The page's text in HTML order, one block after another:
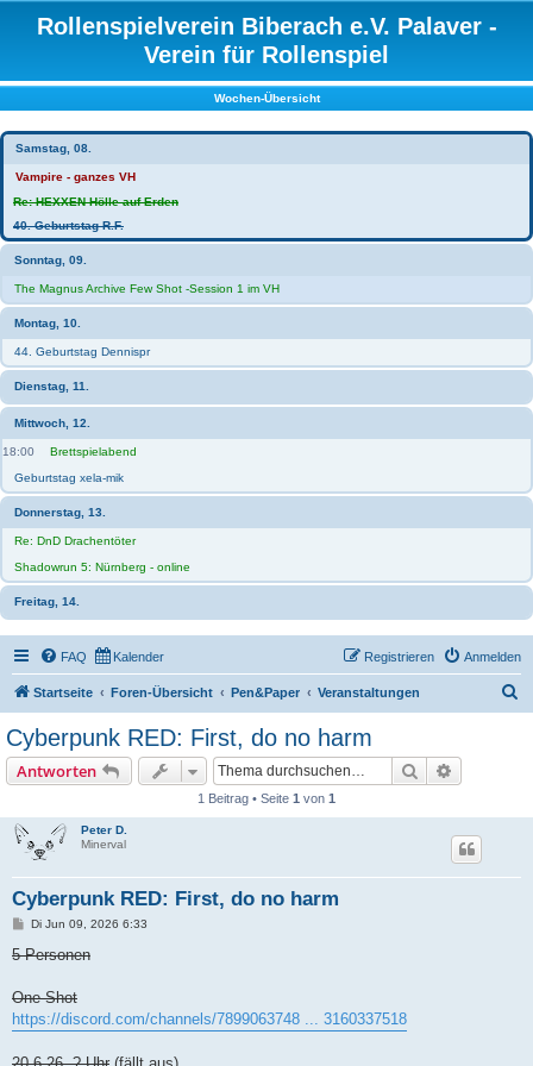
Rollenspielverein Biberach e.V. Palaver -
Verein für Rollenspiel
Wochen-Übersicht
Samstag, 08.
Vampire - ganzes VH
Re: HEXXEN Hölle auf Erden
40. Geburtstag R.F.
Sonntag, 09.
The Magnus Archive Few Shot -Session 1 im VH
Montag, 10.
44. Geburtstag Dennispr
Dienstag, 11.
Mittwoch, 12.
18:00
Brettspielabend
Geburtstag xela-mik
Donnerstag, 13.
Re: DnD Drachentöter
Shadowrun 5: Nürnberg - online
Freitag, 14.
FAQ Kalender Anmelden
Registrieren
Startseite Foren-Übersicht Pen&Paper Veranstaltungen
Cyberpunk RED: First, do no harm
Antworten Suche
1 Beitrag • Seite 1 von 1
Peter D.
Minerval
Cyberpunk RED: First, do no harm
B
i
a
Di Jun 09, 2026 6:33
5 Personen
One-Shot
https://discord.com/channels/7899063748 ... 3160337518